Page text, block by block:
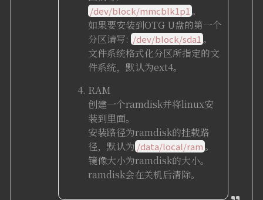
/dev/block/mmcblk1p1 。
如果要安装到OTG U盘的第一个
分区请写: /dev/block/sda1 。
文件系统格式化分区所指定的文
件系统，默认为ext4。
RAM
创建一个ramdisk并将linux安
装到里面。
安装路径为ramdisk的挂载路
径，默认为 /data/local/ram。
镜像大小为ramdisk的大小。
ramdisk会在关机后清除。